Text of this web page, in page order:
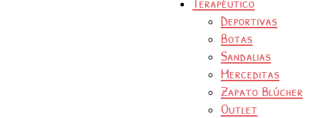
Deportivas
Botas
Sandalias
Merceditas
Zapato Blúcher
Outlet